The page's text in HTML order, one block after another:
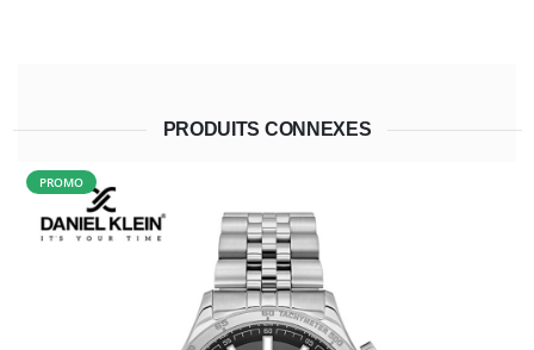
PRODUITS CONNEXES
PROMO